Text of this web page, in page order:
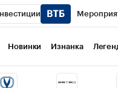
клуб
Новинки Изнанка